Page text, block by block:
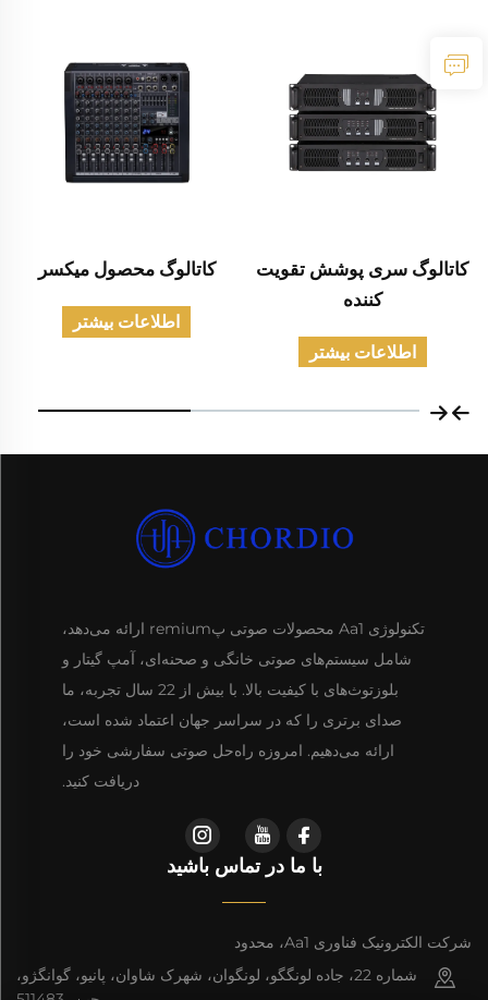
کاتالوگ سری پوشش تقویت
کننده
اطلاعات بیشتر
کاتالوگ محصول میکسر
اطلاعات بیشتر
تکنولوژی Aa1 محصولات صوتی پremium ارائه می‌دهد،
شامل سیستم‌های صوتی خانگی و صحنه‌ای، آمپ گیتار و
بلوزتوث‌های با کیفیت بالا. با بیش از 22 سال تجربه، ما
صدای برتری را که در سراسر جهان اعتماد شده است،
ارائه می‌دهیم. امروزه راه‌حل صوتی سفارشی خود را
دریافت کنید.
با ما در تماس باشید
شرکت الکترونیک فناوری Aa1، محدود
شماره 22، جاده لونگگو، لونگوان، شهرک شاوان، پانیو، گوانگژو،